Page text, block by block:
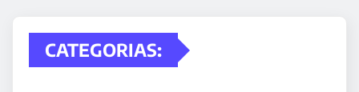
CATEGORIAS: